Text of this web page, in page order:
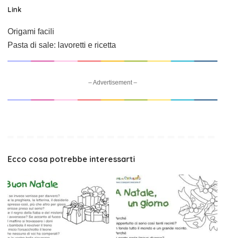
Link
Origami facili
Pasta di sale: lavoretti e ricetta
– Advertisement –
Ecco cosa potrebbe interessarti